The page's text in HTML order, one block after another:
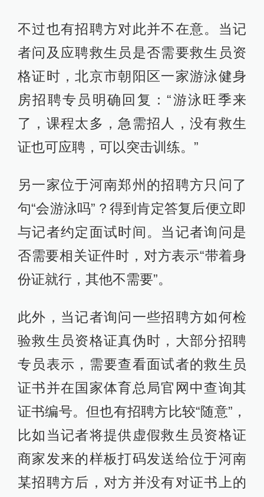
不过也有招聘方对此并不在意。当记
者问及应聘救生员是否需要救生员资
格证时，北京市朝阳区一家游泳健身
房招聘专员明确回复：“游泳旺季来
了，课程太多，急需招人，没有救生
证也可应聘，可以突击训练。”
另一家位于河南郑州的招聘方只问了
句“会游泳吗”？得到肯定答复后便立即
与记者约定面试时间。当记者询问是
否需要相关证件时，对方表示“带着身
份证就行，其他不需要”。
此外，当记者询问一些招聘方如何检
验救生员资格证真伪时，大部分招聘
专员表示，需要查看面试者的救生员
证书并在国家体育总局官网中查询其
证书编号。但也有招聘方比较“随意”，
比如当记者将提供虚假救生员资格证
商家发来的样板打码发送给位于河南
某招聘方后，对方并没有对证书上的